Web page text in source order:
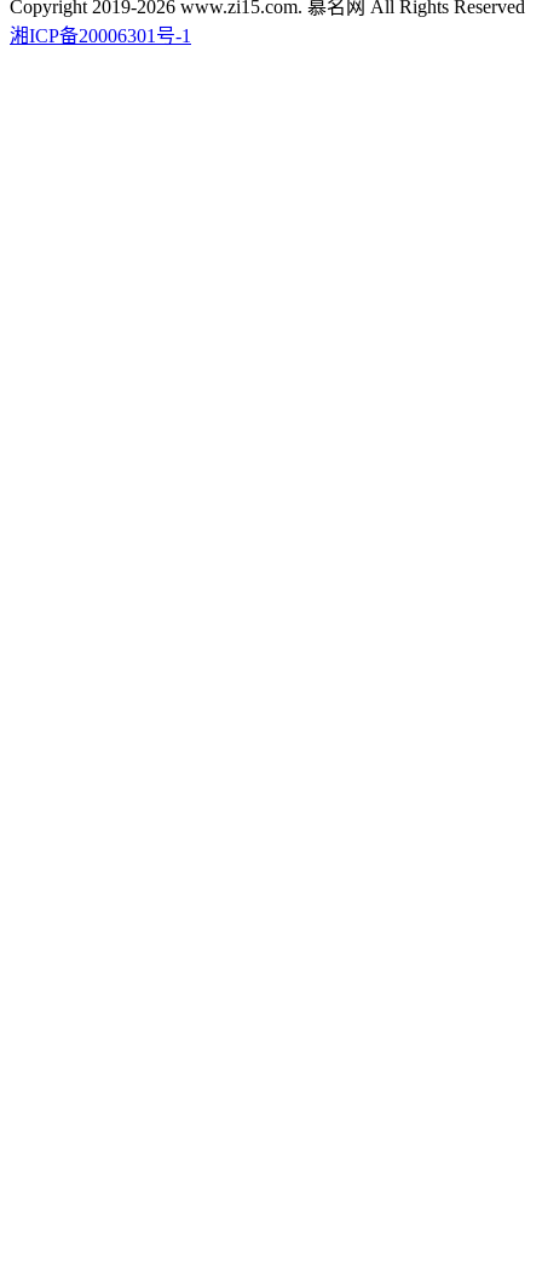
Copyright 2019-2026 www.zi15.com. 慕名网 All Rights Reserved
湘ICP备20006301号-1